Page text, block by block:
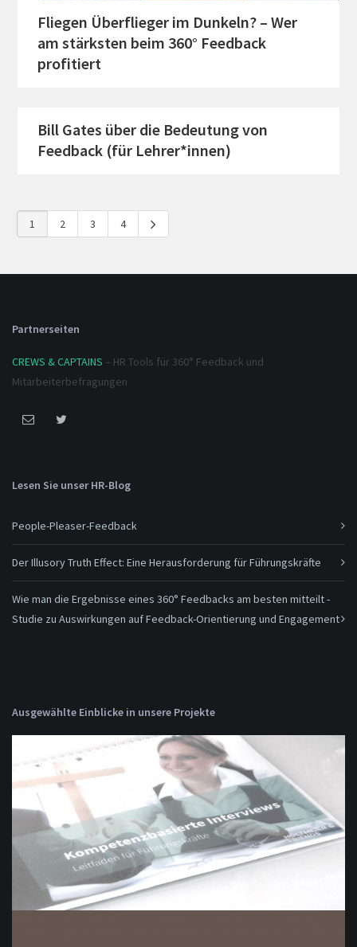
Fliegen Überflieger im Dunkeln? – Wer
am stärksten beim 360° Feedback
profitiert
Bill Gates über die Bedeutung von
Feedback (für Lehrer*innen)
1 2 3 4
Partnerseiten
CREWS & CAPTAINS – HR Tools für 360° Feedback und
Mitarbeiterbefragungen
Lesen Sie unser HR-Blog
People-Pleaser-Feedback
Der Illusory Truth Effect: Eine Herausforderung für Führungskräfte
Wie man die Ergebnisse eines 360° Feedbacks am besten mitteilt -
Studie zu Auswirkungen auf Feedback-Orientierung und Engagement
Ausgewählte Einblicke in unsere Projekte